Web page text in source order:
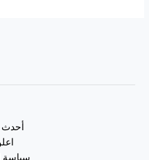
أحدث